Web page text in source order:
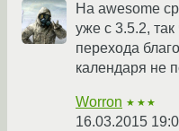
На awesome
уже с 3.5.2,
перехода
календаря не
Worron ★★★
16.03.2015